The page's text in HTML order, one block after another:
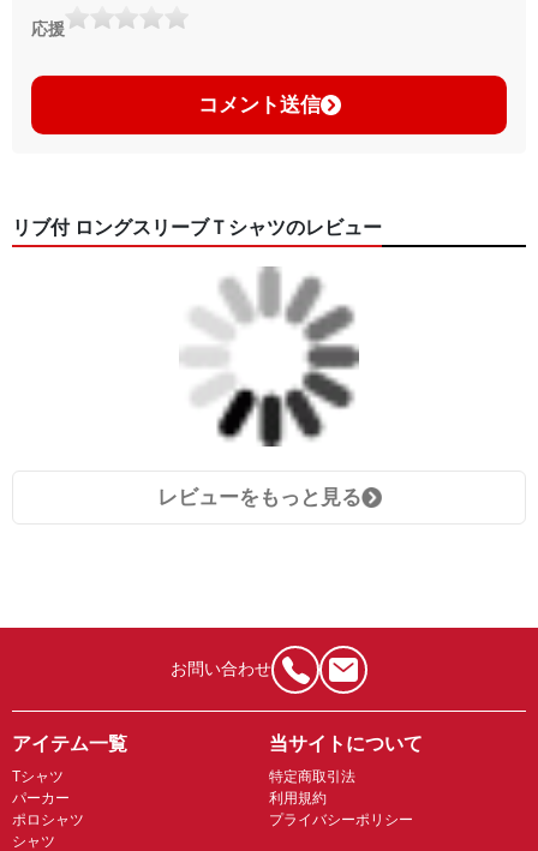
応援
コメント送信
リブ付 ロングスリーブＴシャツのレビュー
レビューをもっと見る
お問い合わせ
アイテム一覧
Tシャツ
パーカー
ポロシャツ
シャツ
当サイトについて
特定商取引法
利用規約
プライバシーポリシー